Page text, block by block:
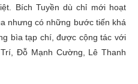
Bích Tuyền dù chỉ mới hoạt
nhưng có những bước tiến khá
bìa tạp chí, được cộng tác với
Đỗ Mạnh Cường, Lê Thanh